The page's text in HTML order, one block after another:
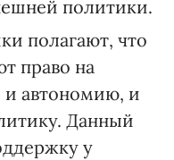
политики.
полагают, что
право на
и автономию, и
Данный
у